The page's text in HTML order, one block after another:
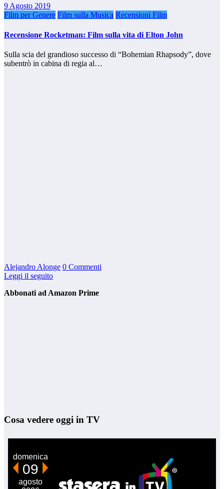
9 Agosto 2019
Film per Genere Film sulla Musica Recensioni Film
Recensione Rocketman: Film sulla vita di Elton John
Sulla scia del grandioso successo di “Bohemian Rhapsody”, dove
subentrò in cabina di regia al…
Alejandro Alonge 0 Commenti
Leggi il seguito
Abbonati ad Amazon Prime
Cosa vedere oggi in TV